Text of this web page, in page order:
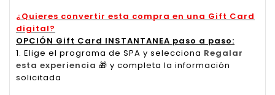
¿Quieres convertir esta compra en una Gift Card
digital?
OPCIÓN Gift Card INSTANTANEA paso a paso:
1. Elige el programa de SPA y selecciona Regalar
esta experiencia 🎁 y completa la información
solicitada